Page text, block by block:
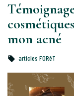
mon acné
 articles FORêT